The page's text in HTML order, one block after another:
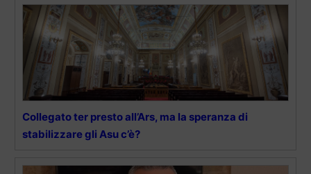
Collegato ter presto all’Ars, ma la speranza di
stabilizzare gli Asu c’è?